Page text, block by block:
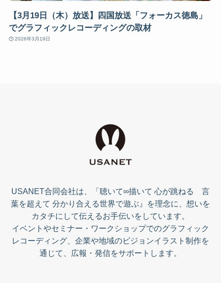
【3月19日（木）放送】四国放送「フォーカス徳島」
でグラフィックレコーディングの取材
2026年3月19日
USANET合同会社は、「聴いて∞描いて 心が跳ねる 言
葉を超えて 分かり合える世界で遊ぶ』を理念に、想いを
カタチにして伝えるお手伝いをしています。
イベントやセミナー・ワークショップでのグラフィック
レコーディング、企業や地域のビジョンイラスト制作を
通じて、広報・発信をサポートします。